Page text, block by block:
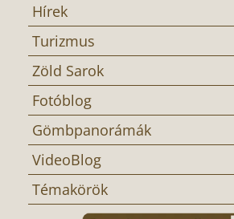
Hírek
Turizmus
Zöld Sarok
Fotóblog
Gömbpanorámák
VideoBlog
Témakörök